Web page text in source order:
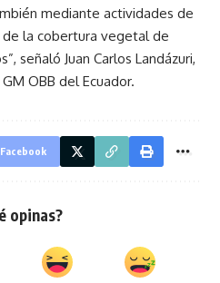
mediante actividades de
de la cobertura vegetal de
señaló Juan Carlos Landázuri,
OBB del Ecuador.
Facebook
opinas?